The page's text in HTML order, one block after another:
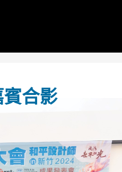
合影